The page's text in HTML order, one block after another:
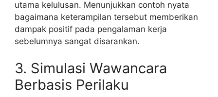
utama kelulusan. Menunjukkan contoh nyata
bagaimana keterampilan tersebut memberikan
dampak positif pada pengalaman kerja
sebelumnya sangat disarankan.
3. Simulasi Wawancara
Berbasis Perilaku